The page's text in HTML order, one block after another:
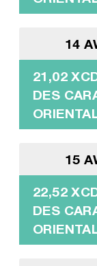
14
21,02
DES
15
22,52
DES